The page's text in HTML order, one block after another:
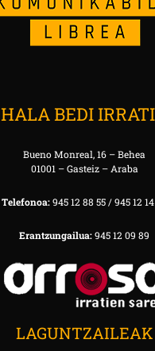
HALA BEDI
Bueno Monreal, 16 – Behea
01001 – Gasteiz – Araba
Telefonoa:945 12 88 55 / 945 12
Erantzungailua:945 12 09 89
LAGUNTZAILEAK